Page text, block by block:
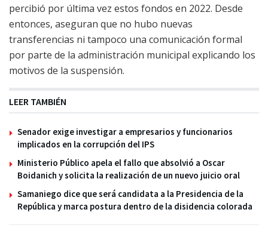
percibió por última vez estos fondos en 2022. Desde
entonces, aseguran que no hubo nuevas
transferencias ni tampoco una comunicación formal
por parte de la administración municipal explicando los
motivos de la suspensión.
LEER TAMBIÉN
Senador exige investigar a empresarios y funcionarios
implicados en la corrupción del IPS
Ministerio Público apela el fallo que absolvió a Oscar
Boidanich y solicita la realización de un nuevo juicio oral
Samaniego dice que será candidata a la Presidencia de la
República y marca postura dentro de la disidencia colorada